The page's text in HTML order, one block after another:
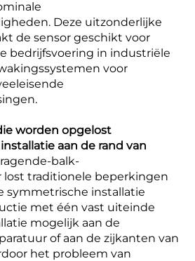
Deze uitzonderlijke
de sensor geschikt voor
bedrijfsvoering in industriële
voor
worden opgelost
aan de rand van
balk-
lost traditionele beperkingen
symmetrische installatie
met één vast uiteinde
mogelijk aan de
of aan de zijkanten van
het probleem van